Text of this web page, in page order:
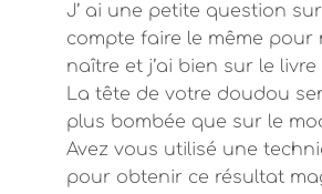
J’ ai une petite question
compte faire le même pour
naître et j’ai bien sur le
La tête de votre doudou
plus bombée que sur le
Avez vous utilisé une
pour obtenir ce résultat